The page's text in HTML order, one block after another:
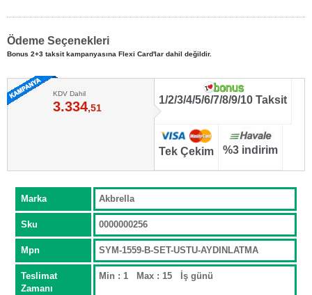
Ödeme Seçenekleri
Bonus 2+3 taksit kampanyasına Flexi Card'lar dahil değildir.
KDV Dahil
3.334,51
1/2/3/4/5/6/7/8/9/10 Taksit
Tek Çekim %3 indirim
Marka Akbrella
Sku 0000000256
Mpn SYM-1559-B-SET-USTU-AYDINLATMA
Teslimat
Zamanı
Min : 1 Max : 15 İş günü